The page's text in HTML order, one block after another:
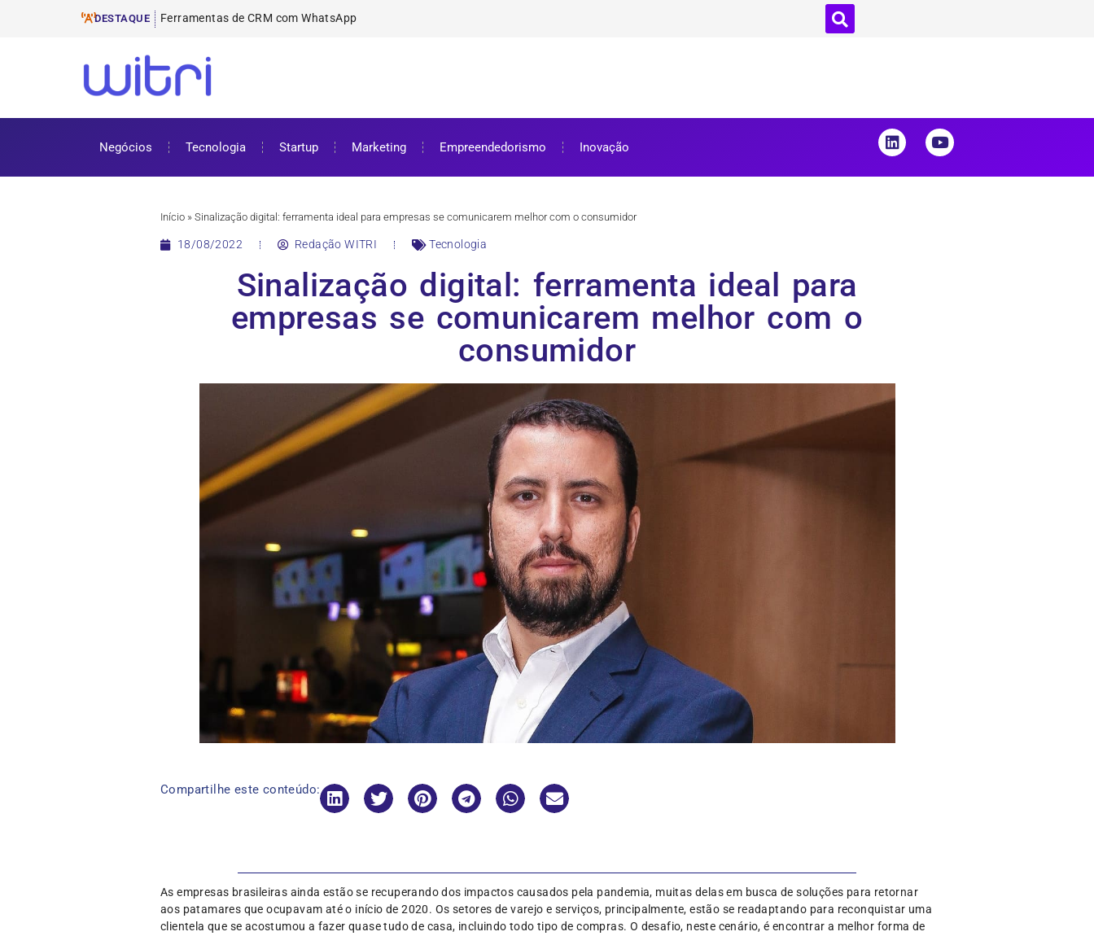
DESTAQUE Ferramentas de E-
ProUni: como funciona e requisitos para bolsa de estudos
Cursos gratuitos online: onde encontrar e como aproveitar
ENEM 2025: datas, inscrições e como se preparar
Negócios Tecnologia Startup Marketing Empreendedorismo Inovação
Início » Sinalização digital: ferramenta ideal para empresas se comunicarem melhor com o consumidor
18/08/2022 Redação WITRI Tecnologia
Sinalização digital: ferramenta ideal para
empresas se comunicarem melhor com o
consumidor
Compartilhe este conteúdo:
As empresas brasileiras ainda estão se recuperando dos impactos causados pela pandemia, muitas delas em busca de soluções para retornar
aos patamares que ocupavam até o início de 2020. Os setores de varejo e serviços, principalmente, estão se readaptando para reconquistar uma
clientela que se acostumou a fazer quase tudo de casa, incluindo todo tipo de compras. O desafio, neste cenário, é encontrar a melhor forma de